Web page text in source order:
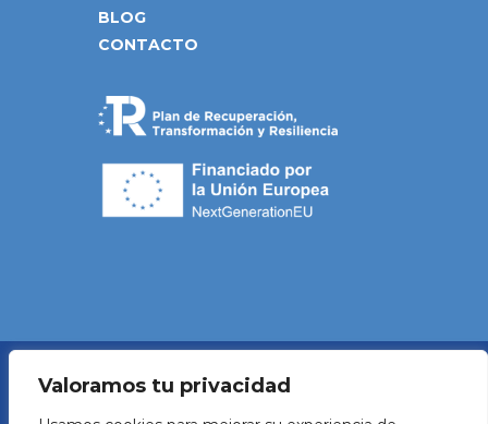
Valoramos tu privacidad
BLOG
CONTACTO